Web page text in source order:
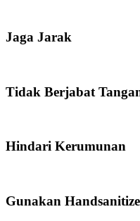
Jaga Jarak
Tidak Berjabat
Hindari Kerumunan
Gunakan